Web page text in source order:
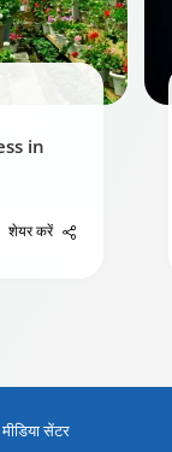
in
शेयर करें
मीडिया सेंटर